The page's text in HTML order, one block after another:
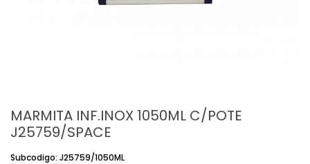
MARMITA INF.INOX 1050ML C/POTE
J25759/SPACE
Subcodigo: J25759/1050ML